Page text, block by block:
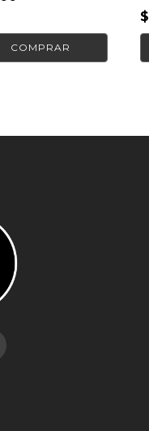
COMPRAR
$